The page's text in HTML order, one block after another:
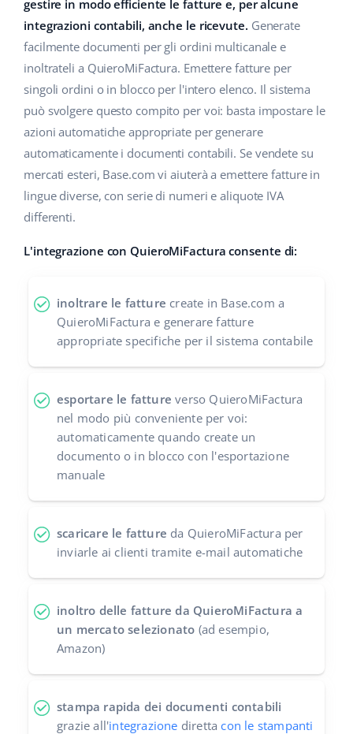
Gestione Spedizioni
Workflow Automation
Base Connect
AI per l'e-commerce
Casa e giardino
Prodotti per bambini
Elettronica
Automotive
Food&Grocery
Salute e bellezza
Moda
Centro Assistenza
Academy
Blog
Servizi
Audit dell'account
Altro
Collaborazione e partner
Contatto
english (GB)
english (IN)
čeština
deutsch
Ελληνικά
Français
Italiano
português (BR)
română
gestire in modo efficiente le fatture e, per alcune
integrazioni contabili, anche le ricevute. Generate
facilmente documenti per gli ordini multicanale e
inoltrateli a QuieroMiFactura. Emettere fatture per
singoli ordini o in blocco per l'intero elenco. Il sistema
può svolgere questo compito per voi: basta impostare le
azioni automatiche appropriate per generare
automaticamente i documenti contabili. Se vendete su
mercati esteri, Base.com vi aiuterà a emettere fatture in
lingue diverse, con serie di numeri e aliquote IVA
differenti.
L'integrazione con QuieroMiFactura consente di:
inoltrare le fatture create in Base.com a
QuieroMiFactura e generare fatture
appropriate specifiche per il sistema contabile
esportare le fatture verso QuieroMiFactura
nel modo più conveniente per voi:
automaticamente quando create un
documento o in blocco con l'esportazione
manuale
scaricare le fatture da QuieroMiFactura per
inviarle ai clienti tramite e-mail automatiche
inoltro delle fatture da QuieroMiFactura a
un mercato selezionato (ad esempio,
Amazon)
stampa rapida dei documenti contabili
grazie all'integrazione direttacon le stampanti